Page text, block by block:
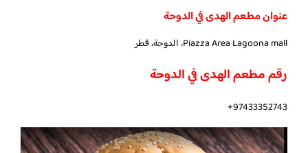
عنوان مطعم الهدى في الدوحة
Piazza Area Lagoona mall، الدوحة، قطر
رقم مطعم الهدى في الدوحة
97433352743+